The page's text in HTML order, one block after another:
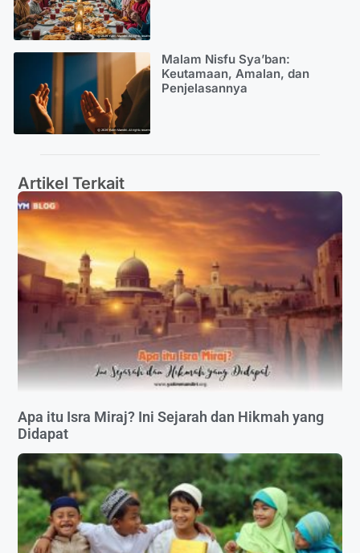
Malam Nisfu Sya’ban:
Keutamaan, Amalan, dan
Penjelasannya
Artikel Terkait
Apa itu Isra Miraj? Ini Sejarah dan Hikmah yang
Didapat